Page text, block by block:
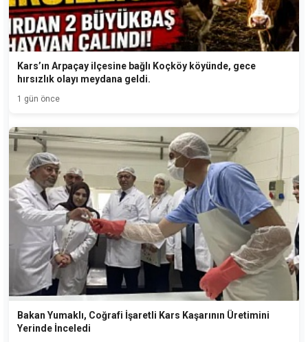
Kars’ın Arpaçay ilçesine bağlı Koçköy köyünde, gece
hırsızlık olayı meydana geldi.
1 gün önce
Bakan Yumaklı, Coğrafi İşaretli Kars Kaşarının Üretimini
Yerinde İnceledi